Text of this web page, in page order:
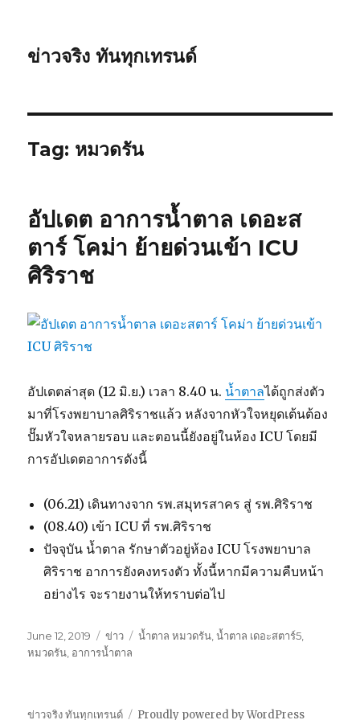
ข่าวจริง ทันทุกเทรนด์
Tag: หมวดรัน
อัปเดต อาการน้ำตาล เดอะส
ตาร์ โคม่า ย้ายด่วนเข้า ICU
ศิริราช
อัปเดตล่าสุด (12 มิ.ย.) เวลา 8.40 น. น้ำตาลได้ถูกส่งตัว
มาที่โรงพยาบาลศิริราชแล้ว หลังจากหัวใจหยุดเต้นต้อง
ปั๊มหัวใจหลายรอบ และตอนนี้ยังอยู่ในห้อง ICU โดยมี
การอัปเดตอาการดังนี้
(06.21) เดินทางจาก รพ.สมุทรสาคร สู่ รพ.ศิริราช
(08.40) เข้า ICU ที่ รพ.ศิริราช
ปัจจุบัน น้ำตาล รักษาตัวอยู่ห้อง ICU โรงพยาบาล
ศิริราช อาการยังคงทรงตัว ทั้งนี้หากมีความคืบหน้า
อย่างไร จะรายงานให้ทราบต่อไป
Posted
on
June 12, 2019 Categories
ข่าว Tags
น้ำตาล หมวดรัน ,น้ำตาล เดอะสตาร์5
หมวดรัน อาการน้ำตาล
ข่าวจริง ทันทุกเทรนด์ Proudly powered by WordPress